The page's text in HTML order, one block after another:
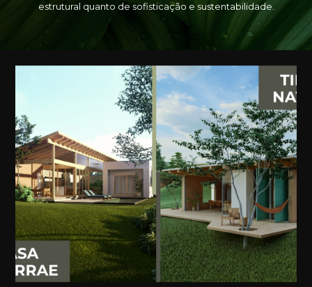
estrutural quanto de sofisticação e sustentabilidade.